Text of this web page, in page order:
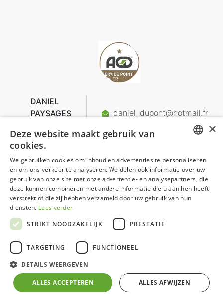
DANIEL
PAYSAGES
Frankrijk
daniel_dupont@hotmail.fr
GERMAN
FRENCH
×
Deze website maakt gebruik van
cookies.
We gebruiken cookies om inhoud en advertenties te personaliseren
en om ons verkeer te analyseren. We delen ook informatie over uw
gebruik van onze site met onze advertentie- en analysepartners, die
deze kunnen combineren met andere informatie die u aan hen heeft
verstrekt of die zij hebben verzameld door uw gebruik van hun
diensten. Lees verder
STRIKT NOODZAKELIJK
PRESTATIE
TARGETING FUNCTIONEEL
DETAILS WEERGEVEN
ALLES ACCEPTEREN ALLES AFWIJZEN